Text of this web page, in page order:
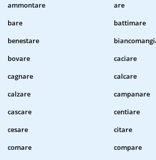
ammontare
are
bare
battimare
benestare
bovare
caciare
cagnare
calcare
calzare
campanare
cascare
centiare
cesare
citare
comare
compare